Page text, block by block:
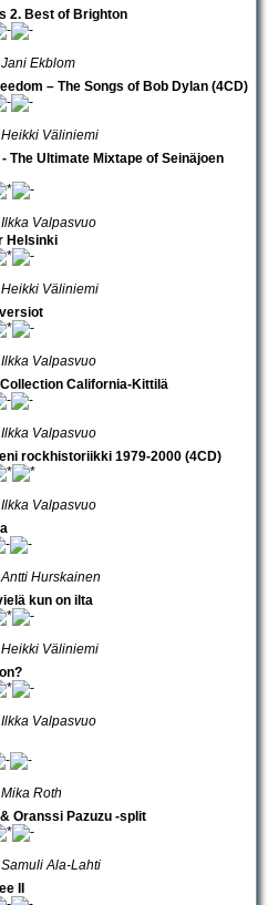
2. Best of Brighton
Ekblom
– The Songs of Bob Dylan (4CD)
Väliniemi
The Ultimate Mixtape of Seinäjoen
Valpasvuo
Helsinki
Väliniemi
Valpasvuo
California-Kittilä
Valpasvuo
rockhistoriikki 1979-2000 (4CD)
Valpasvuo
Hurskainen
kun on ilta
Väliniemi
Valpasvuo
Roth
Oranssi Pazuzu -split
Ala-Lahti
II